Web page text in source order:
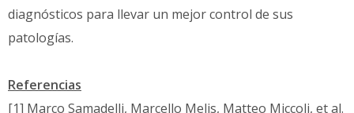
diagnósticos para llevar un mejor control de sus
patologías.
Referencias
[1] Marco Samadelli, Marcello Melis, Matteo Miccoli, et al.